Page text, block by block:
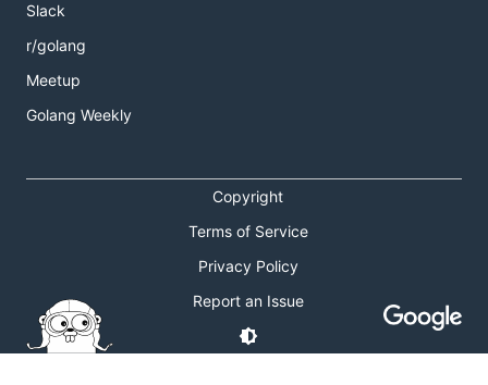
Slack
r/golang
Meetup
Golang Weekly
Copyright
Terms of Service
Privacy Policy
Report an Issue